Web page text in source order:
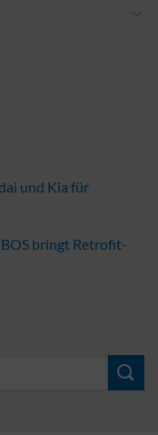
und Kia für
bringt Retrofit-